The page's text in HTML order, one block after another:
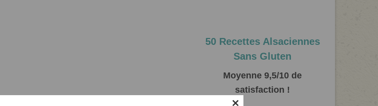
50 Recettes Alsaciennes
Sans Gluten
Moyenne 9,5/10 de
satisfaction !